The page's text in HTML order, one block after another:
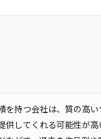
を持つ会社は、質の高
供してくれる可能性が